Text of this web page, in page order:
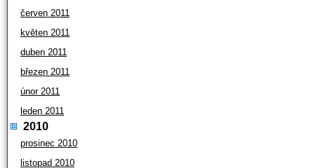
červen 2011
květen 2011
duben 2011
březen 2011
únor 2011
leden 2011
2010
prosinec 2010
listopad 2010